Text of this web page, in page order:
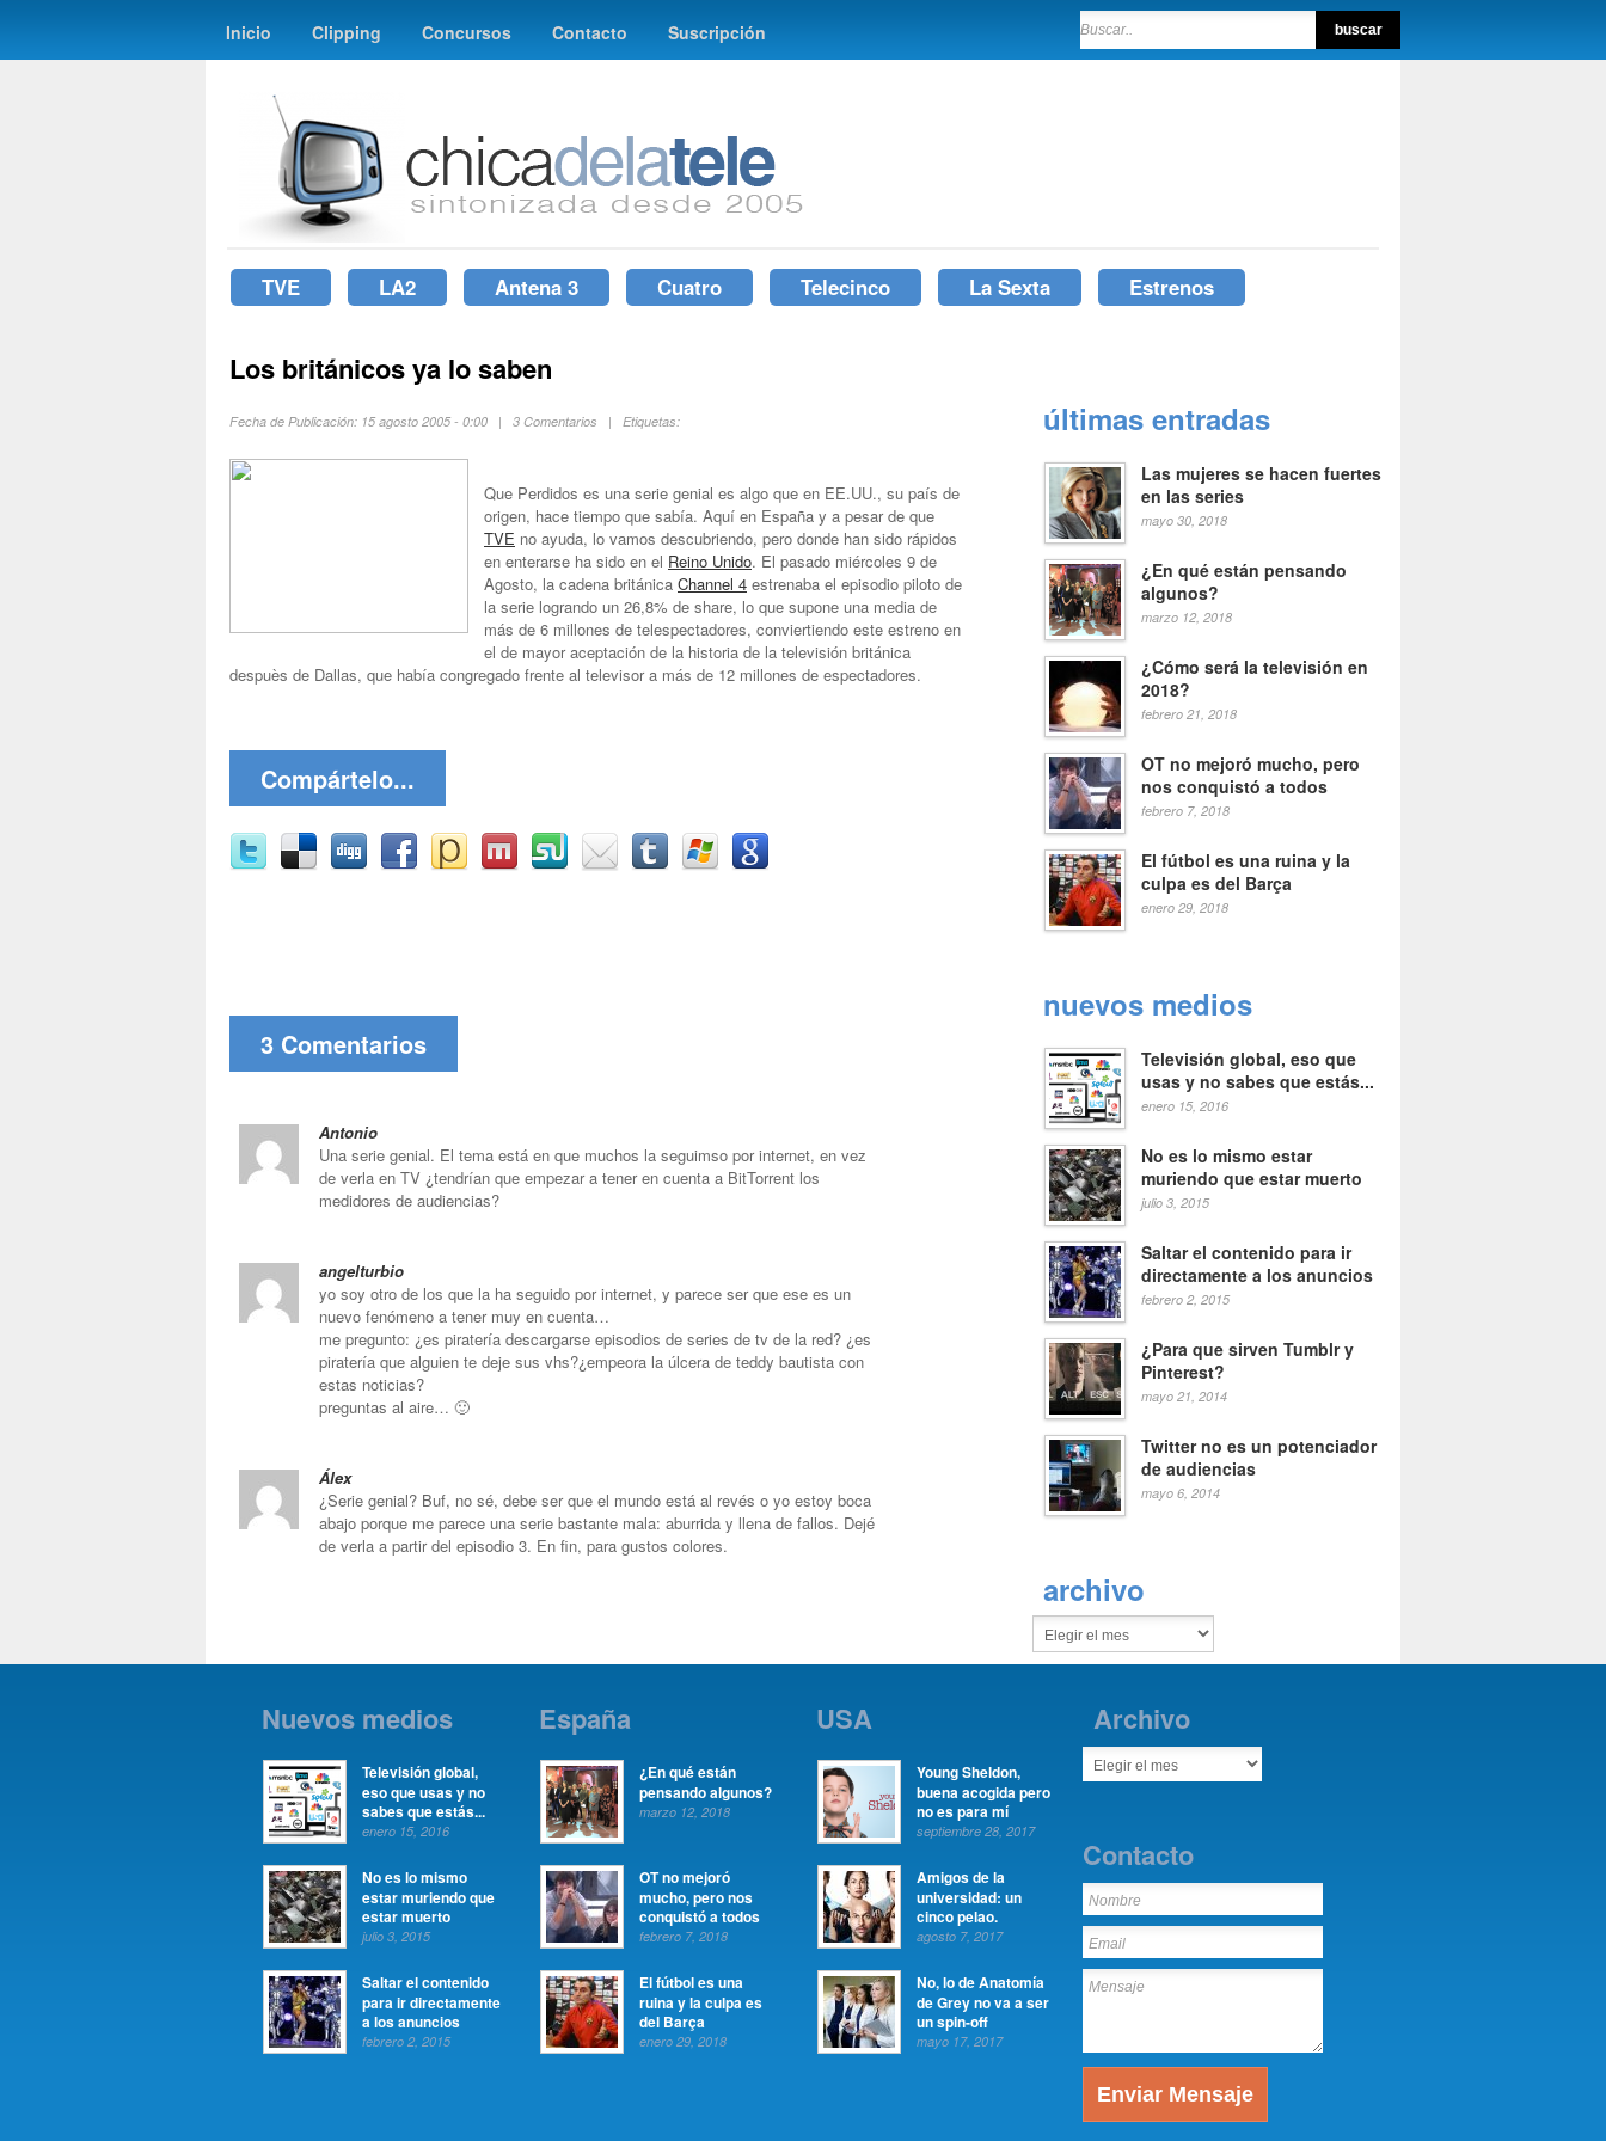
Inicio Clipping Concursos Contacto Suscripción
TVE LA2 Antena 3 Cuatro Telecinco La Sexta Estrenos
Los británicos ya lo saben
Fecha de Publicación: 15 agosto 2005 - 0:00 | 3 Comentarios | Etiquetas:
Que Perdidos es una serie genial es algo que en EE.UU., su país de
origen, hace tiempo que sabía. Aquí en España y a pesar de que
TVE no ayuda, lo vamos descubriendo, pero donde han sido rápidos
en enterarse ha sido en el Reino Unido. El pasado miércoles 9 de
Agosto, la cadena británica Channel 4 estrenaba el episodio piloto de
la serie logrando un 26,8% de share, lo que supone una media de
más de 6 millones de telespectadores, conviertiendo este estreno en
el de mayor aceptación de la historia de la televisión británica
despuès de Dallas, que había congregado frente al televisor a más de 12 millones de espectadores.
Compártelo...
3 Comentarios
Antonio
Una serie genial. El tema está en que muchos la seguimso por internet, en vez
de verla en TV ¿tendrían que empezar a tener en cuenta a BitTorrent los
medidores de audiencias?
angelturbio
yo soy otro de los que la ha seguido por internet, y parece ser que ese es un
nuevo fenómeno a tener muy en cuenta…
me pregunto: ¿es piratería descargarse episodios de series de tv de la red? ¿es
piratería que alguien te deje sus vhs?¿empeora la úlcera de teddy bautista con
estas noticias?
preguntas al aire… 🙂
Álex
¿Serie genial? Buf, no sé, debe ser que el mundo está al revés o yo estoy boca
abajo porque me parece una serie bastante mala: aburrida y llena de fallos. Dejé
de verla a partir del episodio 3. En fin, para gustos colores.
últimas entradas
Las mujeres se hacen fuertes
en las series
mayo 30, 2018
¿En qué están pensando
algunos?
marzo 12, 2018
¿Cómo será la televisión en
2018?
febrero 21, 2018
OT no mejoró mucho, pero
nos conquistó a todos
febrero 7, 2018
El fútbol es una ruina y la
culpa es del Barça
enero 29, 2018
nuevos medios
Televisión global, eso que
usas y no sabes que estás...
enero 15, 2016
No es lo mismo estar
muriendo que estar muerto
julio 3, 2015
Saltar el contenido para ir
directamente a los anuncios
febrero 2, 2015
¿Para que sirven Tumblr y
Pinterest?
mayo 21, 2014
Twitter no es un potenciador
de audiencias
mayo 6, 2014
archivo
Nuevos medios
Televisión global,
eso que usas y no
sabes que estás...
enero 15, 2016
No es lo mismo
estar muriendo que
estar muerto
julio 3, 2015
Saltar el contenido
para ir directamente
a los anuncios
febrero 2, 2015
España
¿En qué están
pensando algunos?
marzo 12, 2018
OT no mejoró
mucho, pero nos
conquistó a todos
febrero 7, 2018
El fútbol es una
ruina y la culpa es
del Barça
enero 29, 2018
USA
Young Sheldon,
buena acogida pero
no es para mí
septiembre 28, 2017
Amigos de la
universidad: un
cinco pelao.
agosto 7, 2017
No, lo de Anatomía
de Grey no va a ser
un spin-off
mayo 17, 2017
Archivo
Contacto